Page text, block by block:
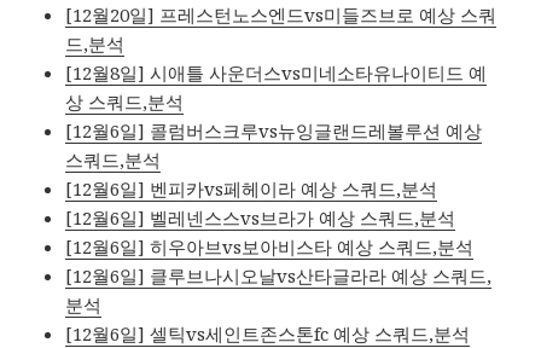
[12월20일] 프레스턴노스엔드vs미들즈브로 예상 스쿼
드,분석
[12월8일] 시애틀 사운더스vs미네소타유나이티드 예
상 스쿼드,분석
[12월6일] 콜럼버스크루vs뉴잉글랜드레볼루션 예상
스쿼드,분석
[12월6일] 벤피카vs페헤이라 예상 스쿼드,분석
[12월6일] 벨레넨스스vs브라가 예상 스쿼드,분석
[12월6일] 히우아브vs보아비스타 예상 스쿼드,분석
[12월6일] 클루브나시오날vs산타글라라 예상 스쿼드,
분석
[12월6일] 셀틱vs세인트존스톤fc 예상 스쿼드,분석